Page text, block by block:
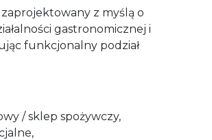
z myślą o
gastronomicznej i
funkcjonalny podział
/ sklep spożywczy,